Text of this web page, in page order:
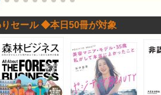
セール ◆本日50冊が対象